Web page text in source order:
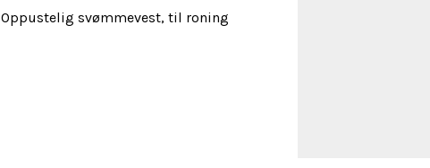
Oppustelig svømmevest, til roning